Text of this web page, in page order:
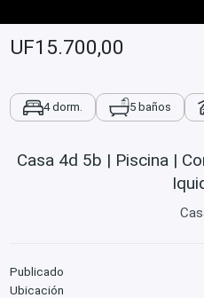
UF15.700,00
4 dorm. 5 baños
Casa 4d 5b | Piscina |
Publicado
Ubicación